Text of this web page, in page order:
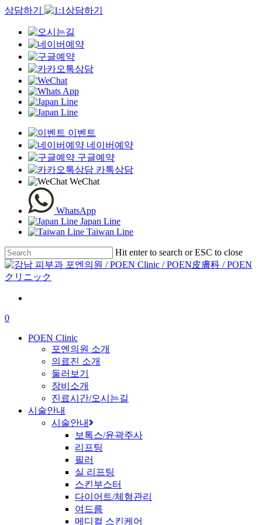
상담하기
이벤트
네이버예약
구글예약
카톡상담
WeChat
WhatsApp
Japan Line
Taiwan Line
Skip
to
main
content
Hit enter to search or ESC to close
Close
Search
0
POEN Clinic
포엔의원 소개
의료진 소개
둘러보기
장비소개
진료시간/오시는길
시술안내
시술안내
보톡스/윤곽주사
리프팅
필러
실 리프팅
스킨부스터
다이어트/체형관리
여드름
메디컬 스킨케어